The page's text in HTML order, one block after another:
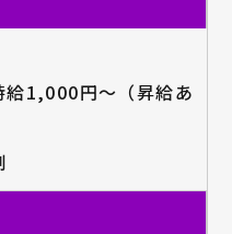
給1,000円～（昇給あ